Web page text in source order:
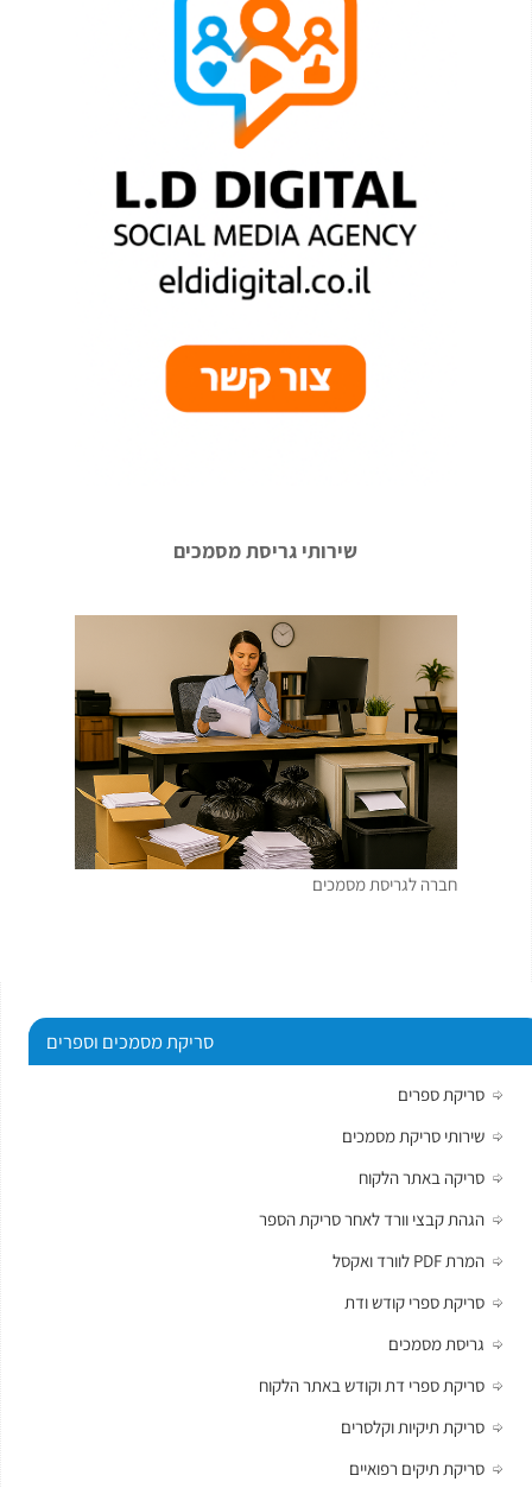
שירותי גריסת מסמכים
חברה לגריסת מסמכים
סריקת מסמכים וספרים
סריקת ספרים
שירותי סריקת מסמכים
סריקה באתר הלקוח
הגהת קבצי וורד לאחר סריקת הספר
המרת PDF לוורד ואקסל
סריקת ספרי קודש ודת
גריסת מסמכים
סריקת ספרי דת וקודש באתר הלקוח
סריקת תיקיות וקלסרים
סריקת תיקים רפואיים